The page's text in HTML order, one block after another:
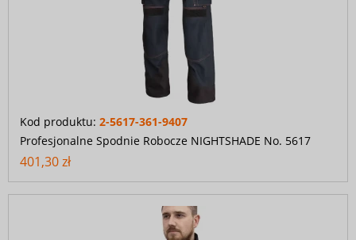
Kod produktu: 2-5617-361-9407
Profesjonalne Spodnie Robocze NIGHTSHADE No. 5617
401,30 zł